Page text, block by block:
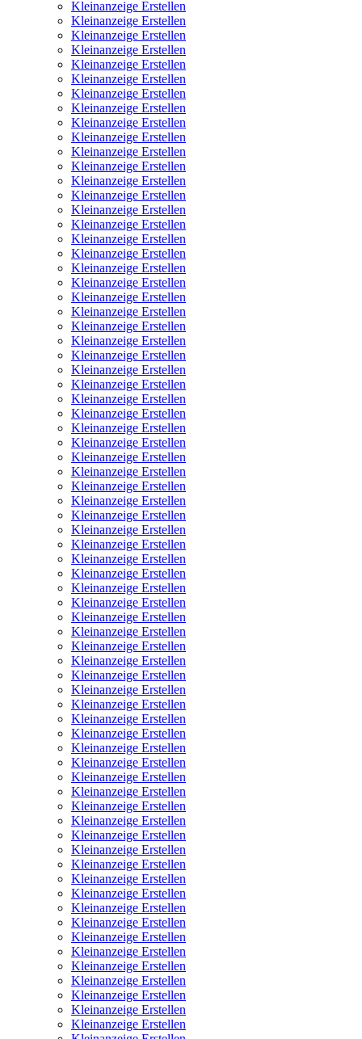
Kleinanzeige Erstellen
Kleinanzeige Erstellen
Kleinanzeige Erstellen
Kleinanzeige Erstellen
Kleinanzeige Erstellen
Kleinanzeige Erstellen
Kleinanzeige Erstellen
Kleinanzeige Erstellen
Kleinanzeige Erstellen
Kleinanzeige Erstellen
Kleinanzeige Erstellen
Kleinanzeige Erstellen
Kleinanzeige Erstellen
Kleinanzeige Erstellen
Kleinanzeige Erstellen
Kleinanzeige Erstellen
Kleinanzeige Erstellen
Kleinanzeige Erstellen
Kleinanzeige Erstellen
Kleinanzeige Erstellen
Kleinanzeige Erstellen
Kleinanzeige Erstellen
Kleinanzeige Erstellen
Kleinanzeige Erstellen
Kleinanzeige Erstellen
Kleinanzeige Erstellen
Kleinanzeige Erstellen
Kleinanzeige Erstellen
Kleinanzeige Erstellen
Kleinanzeige Erstellen
Kleinanzeige Erstellen
Kleinanzeige Erstellen
Kleinanzeige Erstellen
Kleinanzeige Erstellen
Kleinanzeige Erstellen
Kleinanzeige Erstellen
Kleinanzeige Erstellen
Kleinanzeige Erstellen
Kleinanzeige Erstellen
Kleinanzeige Erstellen
Kleinanzeige Erstellen
Kleinanzeige Erstellen
Kleinanzeige Erstellen
Kleinanzeige Erstellen
Kleinanzeige Erstellen
Kleinanzeige Erstellen
Kleinanzeige Erstellen
Kleinanzeige Erstellen
Kleinanzeige Erstellen
Kleinanzeige Erstellen
Kleinanzeige Erstellen
Kleinanzeige Erstellen
Kleinanzeige Erstellen
Kleinanzeige Erstellen
Kleinanzeige Erstellen
Kleinanzeige Erstellen
Kleinanzeige Erstellen
Kleinanzeige Erstellen
Kleinanzeige Erstellen
Kleinanzeige Erstellen
Kleinanzeige Erstellen
Kleinanzeige Erstellen
Kleinanzeige Erstellen
Kleinanzeige Erstellen
Kleinanzeige Erstellen
Kleinanzeige Erstellen
Kleinanzeige Erstellen
Kleinanzeige Erstellen
Kleinanzeige Erstellen
Kleinanzeige Erstellen
Kleinanzeige Erstellen